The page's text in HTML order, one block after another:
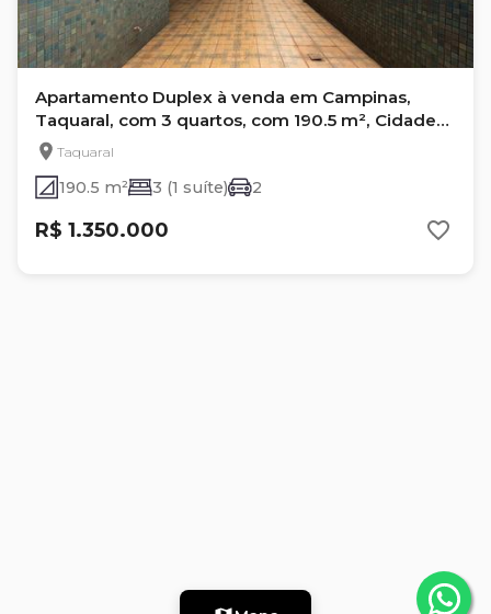
Apartamento Duplex à venda em Campinas,
Taquaral, com 3 quartos, com 190.5 m², Cidades
Do México
Taquaral
190.5 m² 3 (1 suíte) 2
R$ 1.350.000